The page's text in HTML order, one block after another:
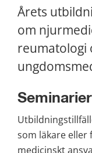
Årets
om
reumatologi
som läkare eller
medicinskt